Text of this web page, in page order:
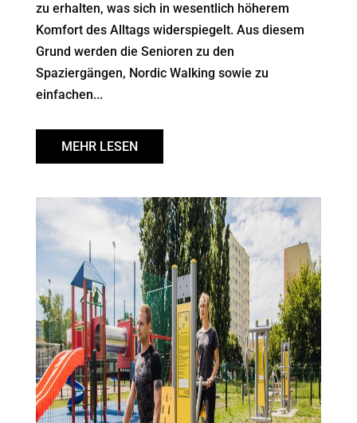
zu erhalten, was sich in wesentlich höherem
Komfort des Alltags widerspiegelt. Aus diesem
Grund werden die Senioren zu den
Spaziergängen, Nordic Walking sowie zu
einfachen...
MEHR LESEN